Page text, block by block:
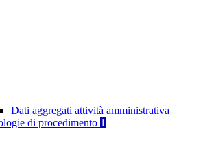
Dati aggregati attività amministrativa
di procedimento 1